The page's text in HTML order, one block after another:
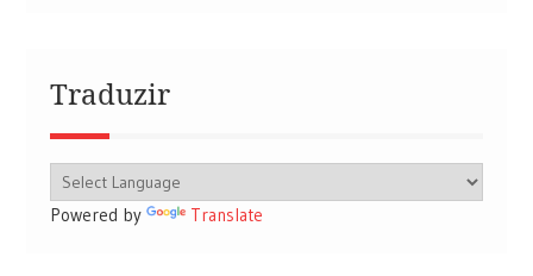
Traduzir
Powered by Translate